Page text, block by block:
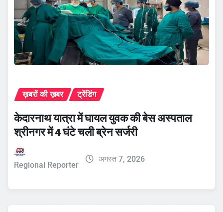
ख़बरों की ख़बर ट्रेंडिंग
केदारनाथ यात्रा में घायल युवक की बेस अस्पताल
श्रीनगर में 4 घंटे चली ब्रेन सर्जरी
Regional Reporter
अगस्त 7, 2026